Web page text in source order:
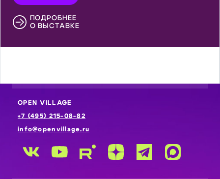
ПОДРОБНЕЕ
О ВЫСТАВКЕ
OPEN VILLAGE
+7 (495) 215-08-82
info@openvillage.ru